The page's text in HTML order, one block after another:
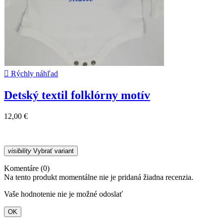
 Rýchly náhľad
Detský textil folklórny motív
12,00 €
visibility Vybrať variant
Komentáre (0)
Na tento produkt momentálne nie je pridaná žiadna recenzia.
Vaše hodnotenie nie je možné odoslať
OK